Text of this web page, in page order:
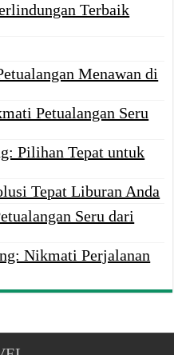
Terbaik
Menawan di
Petualangan Seru
Pilihan Tepat untuk
Tepat Liburan Anda
Seru dari
Nikmati Perjalanan